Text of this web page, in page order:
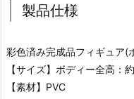
製品仕様
彩色済み完成品フィギュア(
【サイズ】ボディー全高
【素材】PVC